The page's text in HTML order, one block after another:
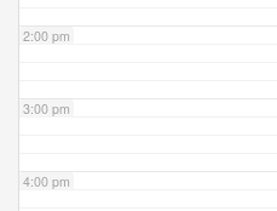
2:00 pm
3:00 pm
4:00 pm